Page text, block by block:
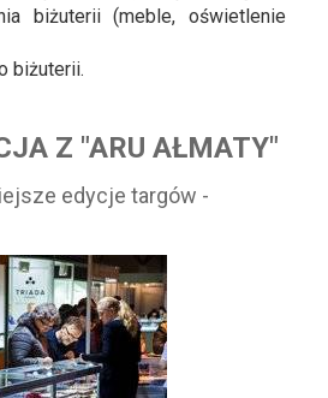
biżuterii (meble, oświetlenie
biżuterii.
Z "ARU AŁMATY"
edycje targów -